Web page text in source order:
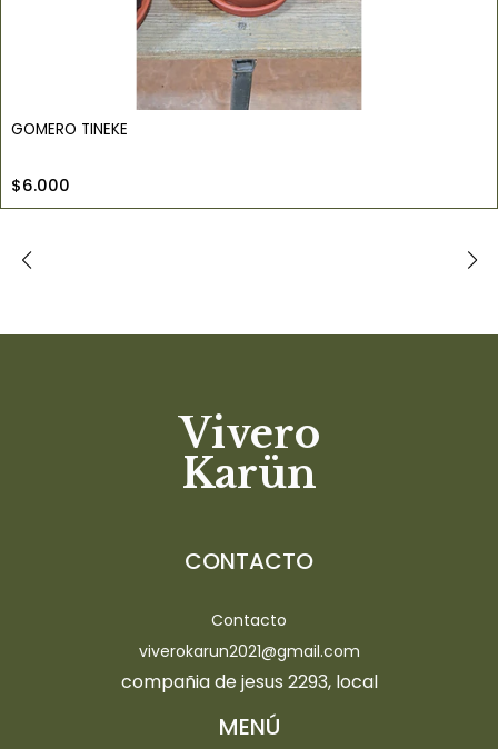
GOMERO TINEKE
$6.000
Vivero
Karün
CONTACTO
Contacto
viverokarun2021@gmail.com
compañia de jesus 2293, local
MENÚ